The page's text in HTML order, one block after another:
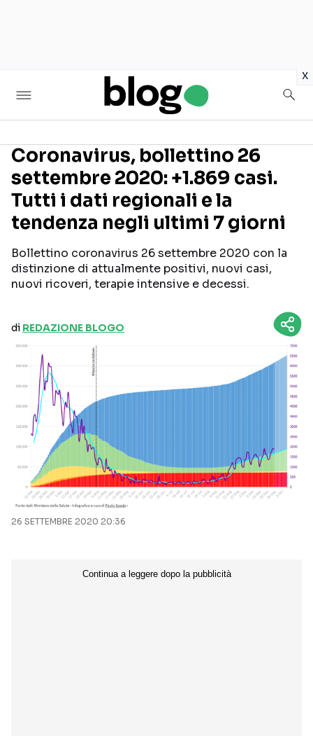
x
Seguici sui social
Coronavirus, bollettino 26
settembre 2020: +1.869 casi.
Tutti i dati regionali e la
tendenza negli ultimi 7 giorni
Bollettino coronavirus 26 settembre 2020 con la
distinzione di attualmente positivi, nuovi casi,
nuovi ricoveri, terapie intensive e decessi.
di REDAZIONE BLOGO
26 SETTEMBRE 2020 20:36